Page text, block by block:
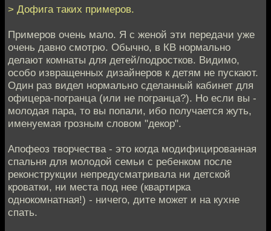
> Дофига таких примеров.
Примеров очень мало. Я с женой эти передачи уже
очень давно смотрю. Обычно, в КВ нормально
делают комнаты для детей/подростков. Видимо,
особо извращенных дизайнеров к детям не пускают.
Один раз видел нормально сделанный кабинет для
офицера-погранца (или не погранца?). Но если вы -
молодая пара, то вы попали, ибо получается жуть,
именуемая грозным словом "декор".
Апофеоз творчества - это когда модифицированная
спальня для молодой семьи с ребенком после
реконструкции непредусматривала ни детской
кроватки, ни места под нее (квартирка
однокомнатная!) - ничего, дите может и на кухне
спать.